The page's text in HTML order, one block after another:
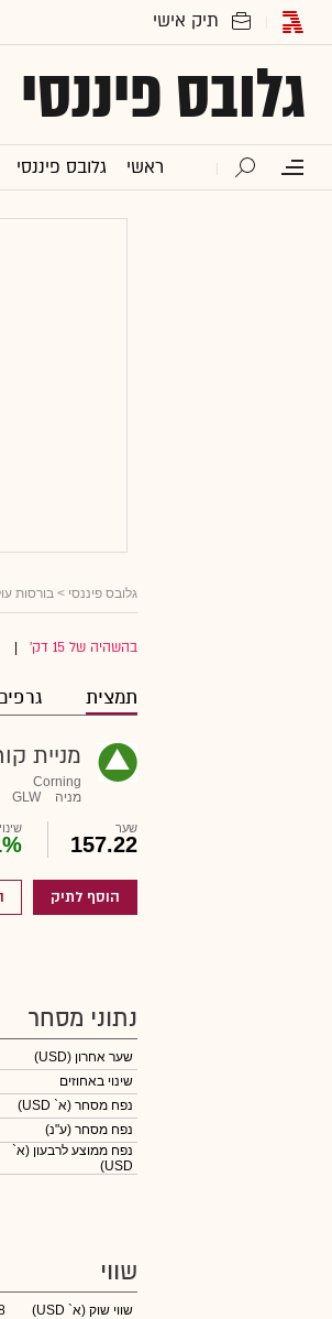
גלובס פיננסי
ראשי גלובס פיננסי
גלובס פיננסי > בורסות
בהשהיה של 15 דק'
תמצית
מניית
Corning
מניה
GLW
שער
157.22
שינוי
הוסף לתיק
נתוני מסחר
שער אחרון (USD)
שינוי באחוזים
נפח מסחר (א` USD)
נפח מסחר (ע"נ)
נפח ממוצע לרבעון (א`
USD)
שווי
שווי שוק (א` USD)